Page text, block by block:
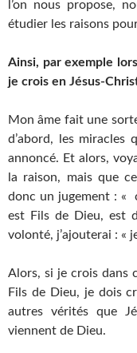
l’on nous propose,
étudier les raisons
Ainsi, par exemple
je crois en Jésus-
Mon âme fait une
d’abord, les miracles
annoncé. Et alors,
la raison, mais que
donc un jugement : «
est Fils de Dieu, est
volonté, j’ajouterai : «
Alors, si je crois dans
Fils de Dieu, je dois
autres vérités que
viennent de Dieu.